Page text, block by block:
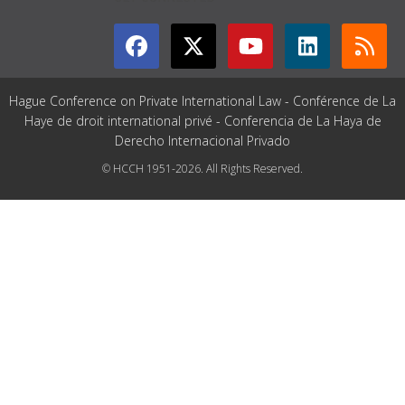
Hague Conference on Private International Law - Conférence de La
Haye de droit international privé - Conferencia de La Haya de
Derecho Internacional Privado
© HCCH 1951-2026. All Rights Reserved.